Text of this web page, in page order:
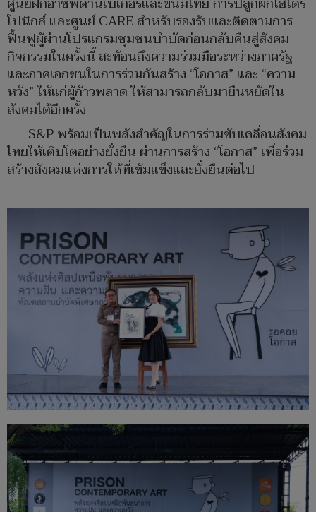
โปนิกส์ และศูนย์ CARE สำหรับรองรับและติดตามการ
ฟื้นฟูผู้ผ่านโปรแกรมชุมชนบำบัดก่อนกลับคืนสู่สังคม
กิจกรรมในครั้งนี้ สะท้อนถึงความร่วมมือระหว่างภาครัฐ
และภาคเอกชนในการร่วมกันสร้าง “โอกาส” และ “ความ
หวัง” ให้แก่ผู้ก้าวพลาด ให้สามารถกลับมายืนหยัดใน
สังคมได้อีกครั้ง
S&P พร้อมเป็นพลังสำคัญในการร่วมขับเคลื่อนสังคม
ไทยให้เติบโตอย่างยั่งยืน ผ่านการสร้าง “โอกาส” เพื่อร่วม
สร้างสังคมแห่งการให้ที่เข้มแข็งและยั่งยืนต่อไป